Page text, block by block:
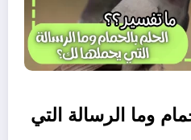
وما الرسالة التي